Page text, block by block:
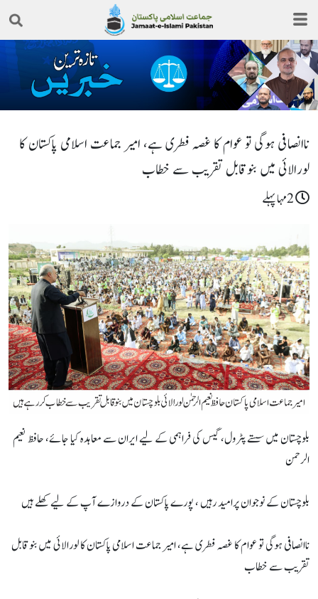
ناانصافی ہوگی تو عوام کا غصہ فطری ہے، امیر جماعت اسلامی پاکستان کا
لورالائی میں بنوقابل تقریب سے خطاب
بلوچستان میں سستے پٹرول، گیس کی فراہمی کے لیے ایران سے معاہدہ کیا جائے، حافظ نعیم
الرحمن
بلوچستان کے نوجوان پرامید رہیں ، پورے پاکستان کے دروازے آپ کے لیے کھلے ہیں
ناانصافی ہوگی تو عوام کا غصہ فطری ہے، امیر جماعت اسلامی پاکستان کا لورالائی میں بنوقابل
تقریب سے خطاب